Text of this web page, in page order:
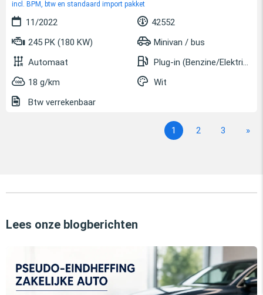
incl. BPM, btw en standaard import pakket
11/2022
42552
245 PK (180 KW)
Minivan / bus
Automaat
Plug-in (Benzine/Elektrisch)
18 g/km
Wit
Btw verrekenbaar
1 2 3 »
Lees onze blogberichten